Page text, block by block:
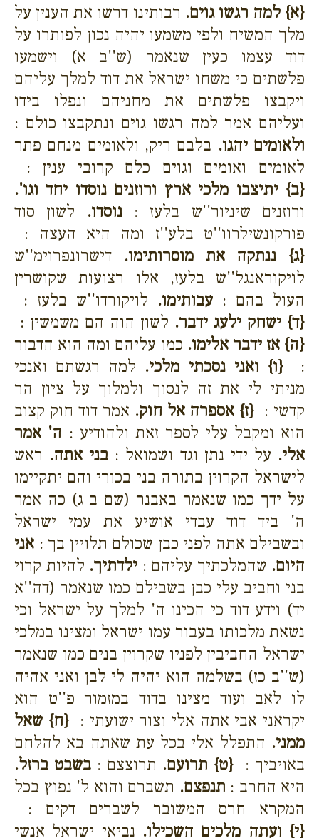
{א} למה רגשו גוים. רבותינו דרשו את הענין על
מלך המשיח ולפי משמעו יהיה נכון לפותרו על
דוד עצמו כעין שנאמר (ש''ב א) וישמעו
פלשתים כי משחו ישראל את דוד למלך עליהם
ויקבצו פלשתים את מחניהם ונפלו בידו
ועליהם אמר למה רגשו גוים ונתקבצו כולם :
ולאומים יהגו. בלבם ריק, ולאומים מנחם פתר
לאומים ואומים וגוים כלם קרובי ענין :
{ב} יתיצבו מלכי ארץ ורוזנים נוסדו יחד וגו'.
ורוזנים שיניור''ש בלעז :נוסדו. לשון סוד
פורקונשילרוו''ט בלע''ז ומה היא העצה :
{ג} ננתקה את מוסרותימו. דישרונפרוימ''ש
לויקוראנגל''ש בלעז, אלו רצועות שקושרין
העול בהם : עבותימו. לויקורדו''ש בלעז :
{ד} ישחק ילעג ידבר. לשון הוה הם משמשין :
{ה} אז ידבר אלימו. כמו עליהם ומה הוא הדבור
:{ו} ואני נסכתי מלכי. למה רגשתם ואנכי
מניתי לי את זה לנסוך ולמלוך על ציון הר
קדשי : {ז} אספרה אל חוק. אמר דוד חוק קצוב
הוא ומקבל עלי לספר זאת ולהודיע : ה' אמר
אלי. על ידי נתן וגד ושמואל : בני אתה. ראש
לישראל הקרוין בתורה בני בכורי והם יתקיימו
על ידך כמו שנאמר באבנר (שם ב ג) כה אמר
ה' ביד דוד עבדי אושיע את עמי ישראל
ובשבילם אתה לפני כבן שכולם תלויין בך : אני
היום. שהמלכתיך עליהם : ילדתיך. להיות קרוי
בני וחביב עלי כבן בשבילם כמו שנאמר (דה''א
יד) וידע דוד כי הכינו ה' למלך על ישראל וכי
נשאת מלכותו בעבור עמו ישראל ומצינו במלכי
ישראל החביבין לפניו שקרוין בנים כמו שנאמר
(ש''ב כז) בשלמה הוא יהיה לי לבן ואני אהיה
לו לאב ועוד מצינו בדוד במזמור פ''ט הוא
יקראני אבי אתה אלי וצור ישועתי :{ח} שאל
ממני. התפלל אלי בכל עת שאתה בא להלחם
באויביך : {ט} תרועם. תרוצצם : בשבט ברזל.
היא החרב : תנפצם. תשברם והוא ל' נפוץ בכל
המקרא חרס המשובר לשברים דקים :
{י} ועתה מלכים השכילו. נביאי ישראל אנשי